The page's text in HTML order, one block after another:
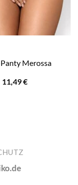
Merossa
Ursprünglicher
Preis
11,49€Aktueller